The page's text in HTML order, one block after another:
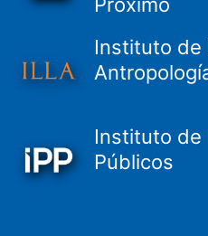
Próximo
Instituto de
Instituto de
Públicos